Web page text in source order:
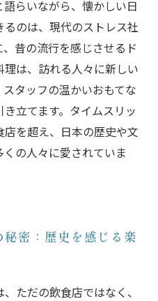
らいながら、懐かしい日
のは、現代のストレス社
昔の流行を感じさせるド
は、訪れる人々に新しい
タッフの温かいおもてな
立てます。タイムスリッ
を超え、日本の歴史や文
の人々に愛されていま
密：歴史を感じる楽
ただの飲食店ではなく、